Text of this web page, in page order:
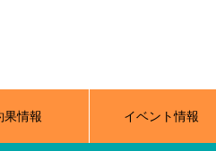
果情報 イベント情報